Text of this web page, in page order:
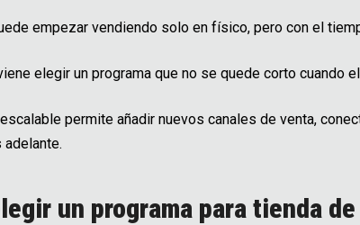
empezar vendiendo solo en físico, pero con el
elegir un programa que no se quede corto cuando
permite añadir nuevos canales de venta,
un programa para tienda